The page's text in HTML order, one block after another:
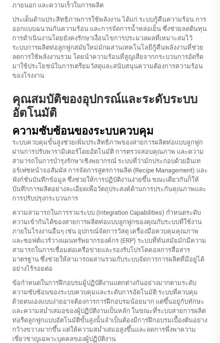
ภายนอก และความเร็วในการผลิต
ประเด็นด้านประสิทธิภาพการใช้พลังงาน ได้แก่ ระบบกู้คืนความร้อน การ
ออกแบบฉนวนกันความร้อน และการจัดการน้ำหล่อเย็น ซึ่งช่วยลดต้นทุน
การดำเนินงานโดยยังคงรักษาเงื่อนไขการประมวลผลที่เหมาะสมไว้
ระบบการผลิตท่อลูกฟูกสมัยใหม่มักผสานเทคโนโลยีกู้คืนพลังงานที่ช่วย
ลดการใช้พลังงานรวม โดยนำความร้อนที่สูญเสียจากกระบวนการอัดรีด
มาใช้ประโยชน์ในการเตรียมวัสดุและสนับสนุนความต้องการความร้อน
ของโรงงาน
คุณสมบัติของอุปกรณ์และระดับระบบ
อัตโนมัติ
ความซับซ้อนของระบบควบคุม
ระบบควบคุมขั้นสูงช่วยเพิ่มประสิทธิภาพของสายการผลิตท่อแบบลูกฟูก
ผ่านการปรับพารามิเตอร์โดยอัตโนมัติ การตรวจสอบคุณภาพ และความ
สามารถในการบำรุงรักษาเชิงพยากรณ์ ระบบที่ว่ามักประกอบด้วยอินเท
อร์เฟซหน้าจอสัมผัส การจัดการสูตรการผลิต (Recipe Management) และ
ฟังก์ชันบันทึกข้อมูล ซึ่งช่วยให้การปฏิบัติงานง่ายขึ้น ขณะเดียวกันก็ให้
บันทึกการผลิตอย่างละเอียดเพื่อวัตถุประสงค์ด้านการประกันคุณภาพและ
การปรับปรุงกระบวนการ
ความสามารถในการรวมระบบ (Integration Capabilities) กำหนดระดับ
ความเข้ากันได้ของสายการผลิตท่อแบบลูกฟูกของคุณกับระบบที่ใช้งาน
ภายในโรงงานอื่นๆ เช่น อุปกรณ์จัดการวัสดุ เครื่องมือควบคุมคุณภาพ
และซอฟต์แวร์วางแผนทรัพยากรองค์กร (ERP) ระบบที่ทันสมัยมักมีความ
สามารถในการเชื่อมต่อเครือข่ายและรองรับโปรโตคอลการสื่อสาร
มาตรฐาน ซึ่งช่วยให้สามารถผสานรวมกับระบบจัดการการผลิตที่มีอยู่ได้
อย่างไร้รอยต่อ
ข้อกำหนดในการฝึกอบรมผู้ปฏิบัติงานแตกต่างกันอย่างมากตามระดับ
ความซับซ้อนของระบบควบคุมและระดับการอัตโนมัติ ระบบที่ควบคุม
ด้วยตนเองแบบง่ายอาจต้องการการฝึกอบรมน้อยมาก แต่ขึ้นอยู่กับทักษะ
และความสม่ำเสมอของผู้ปฏิบัติงานเป็นหลัก ในขณะที่ระบบสายการผลิต
ท่อรีดลูกฟูกแบบอัตโนมัติขั้นสูงนั้นจำเป็นต้องมีการฝึกอบรมเบื้องต้นอย่าง
กว้างขวางมากขึ้น แต่ให้ความสม่ำเสมอสูงขึ้นและลดการพึ่งพาความ
เชี่ยวชาญเฉพาะบุคคลของผู้ปฏิบัติงาน